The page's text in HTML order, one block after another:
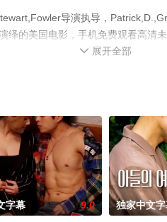
导演执导，
绎的美国电影，手机免费观看高清
 展开全部
字幕 9.0 独家中文